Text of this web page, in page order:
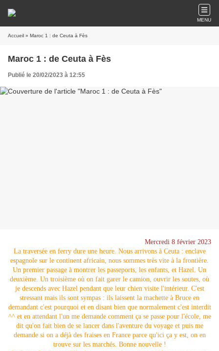
MENU
Accueil » Maroc 1 : de Ceuta à Fès
Maroc 1 : de Ceuta à Fès
Publié le 20/02/2023 à 12:55
Mercredi 8 février 2023
La traversée en ferry dure une heure. Nous arrivons à Ceuta : enclave
espagnole sur le continent africain, nous sommes très vite à la frontière.
Un premier passage à montrer les passeports, les enfants, et Hazel. Un
deuxième. Un troisième où on fait garer le camion, ouvrir les soutes, où
je descends avec Hazel pendant que leur chien visite l'intérieur. C'est
stressant mais ils sont sympas : ils laissent la machette à Bruce en
demandant c'est pourquoi et en disant bien que normalement c'est interdit
^^ et en attendant l'un me demande comment ça se passe pour l'école, me
dit qu'on fait bien de se lancer dans l'aventure du voyage et puis me
demande si on a déjà des fraises en France parce qu'ici ça y est, on en
trouve sur les marchés. Bonne nouvelle !